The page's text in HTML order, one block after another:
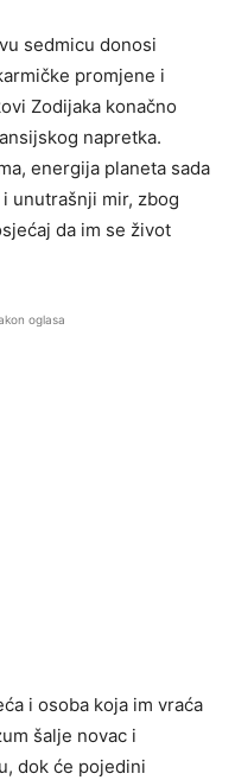
sedmicu donosi
promjene i
Zodijaka konačno
napretka.
energija planeta sada
unutrašnji mir, zbog
da im se život
oglasa
i osoba koja im vraća
šalje novac i
dok će pojedini